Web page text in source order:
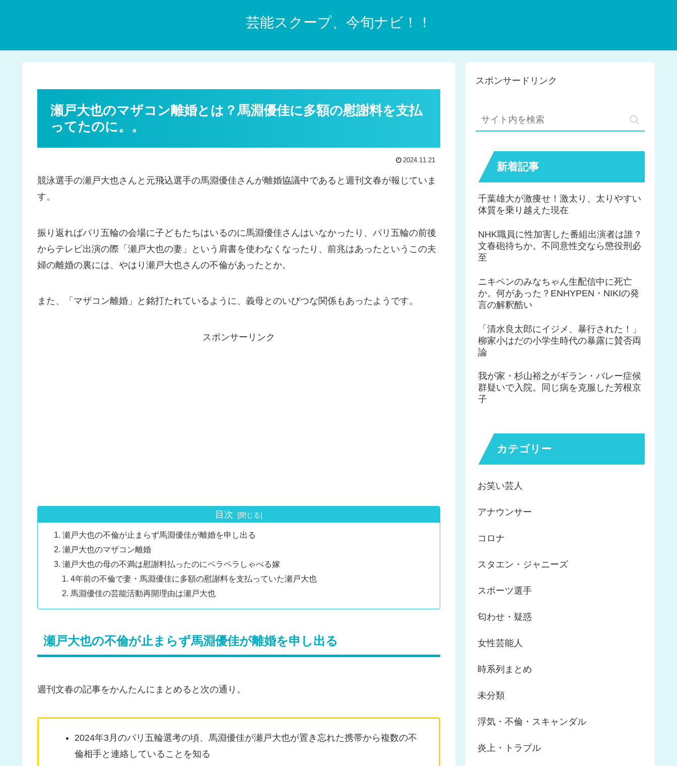
芸能スクープ、今旬ナビ！！
瀬戸大也のマザコン離婚とは？馬淵優佳に多額の慰謝料を支払
ってたのに。。
2024.11.21
競泳選手の瀬戸大也さんと元飛込選手の馬淵優佳さんが離婚協議中であると週刊文春が報じていま
す。
振り返ればパリ五輪の会場に子どもたちはいるのに馬淵優佳さんはいなかったり、パリ五輪の前後
からテレビ出演の際「瀬戸大也の妻」という肩書を使わなくなったり、前兆はあったというこの夫
婦の離婚の裏には、やはり瀬戸大也さんの不倫があったとか。
また、「マザコン離婚」と銘打たれているように、義母とのいびつな関係もあったようです。
スポンサーリンク
目次
瀬戸大也の不倫が止まらず馬淵優佳が離婚を申し出る
瀬戸大也のマザコン離婚
瀬戸大也の母の不満は慰謝料払ったのにペラペラしゃべる嫁
4年前の不倫で妻・馬淵優佳に多額の慰謝料を支払っていた瀬戸大也
馬淵優佳の芸能活動再開理由は瀬戸大也
瀬戸大也の不倫が止まらず馬淵優佳が離婚を申し出る
週刊文春の記事をかんたんにまとめると次の通り。
2024年3月のパリ五輪選考の頃、馬淵優佳が瀬戸大也が置き忘れた携帯から複数の不
倫相手と連絡していることを知る
スポンサードリンク
新着記事
千葉雄大が激痩せ！激太り、太りやすい
体質を乗り越えた現在
NHK職員に性加害した番組出演者は誰？
文春砲待ちか。不同意性交なら懲役刑必
至
ニキペンのみなちゃん生配信中に死亡
か。何があった？ENHYPEN・NIKIの発
言の解釈酷い
「清水良太郎にイジメ、暴行された！」
柳家小はだの小学生時代の暴露に賛否両
論
我が家・杉山裕之がギラン・バレー症候
群疑いで入院。同じ病を克服した芳根京
子
カテゴリー
お笑い芸人
アナウンサー
コロナ
スタエン・ジャニーズ
スポーツ選手
匂わせ・疑惑
女性芸能人
時系列まとめ
未分類
浮気・不倫・スキャンダル
炎上・トラブル